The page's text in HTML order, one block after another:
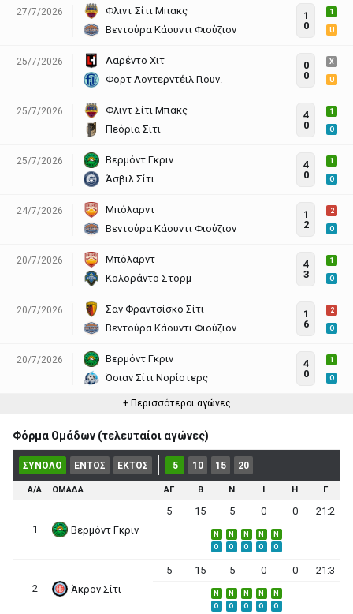
27/7/2026
Φλιντ Σίτι Μπακς
Βεντούρα Κάουντι Φιούζιον
1
0
1
U
25/7/2026
Λαρέντο Χιτ
Φορτ Λοντερντέιλ Γιουν.
0
0
X
U
25/7/2026
Φλιντ Σίτι Μπακς
Πεόρια Σίτι
4
0
1
O
25/7/2026
Βερμόντ Γκριν
Άσβιλ Σίτι
4
0
1
O
24/7/2026
Μπόλαρντ
Βεντούρα Κάουντι Φιούζιον
1
2
2
O
20/7/2026
Μπόλαρντ
Κολοράντο Στορμ
4
3
1
O
20/7/2026
Σαν Φραντσίσκο Σίτι
Βεντούρα Κάουντι Φιούζιον
1
6
2
O
20/7/2026
Βερμόντ Γκριν
Όσιαν Σίτι Νορίστερς
4
0
1
O
+ Περισσότεροι αγώνες
Φόρμα Ομάδων (τελευταίοι αγώνες)
ΣΥΝΟΛΟ ΕΝΤΟΣ ΕΚΤΟΣ 5 10 15 20
Α/Α ΟΜΑΔΑ ΑΓ Β Ν Ι Η Γ
1 Βερμόντ Γκριν
5 15 5 0 0 21:2
N N N N
N
O
O O O O
2 Άκρον Σίτι
5 15 5 0 0 21:3
N N N N
N
O
O O O O